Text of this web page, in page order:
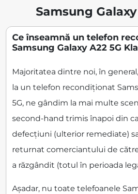
Samsung Galaxy
Ce înseamnă un telefon
Samsung Galaxy A22 5G
Majoritatea dintre noi, în
la un telefon recondiționat
5G, ne gândim la mai multe
second-hand trimis înapoi din
defecțiuni (ulterior remediate)
returnat comerciantului de
a răzgândit (totul în perioada
Așadar, nu toate telefoanele